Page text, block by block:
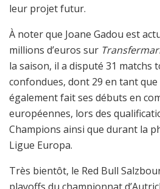
leur projet futur.
À noter que Joane Gadou est
millions d’euros sur
la saison, il a disputé 31 matchs
confondues, dont 29 en tant
également fait ses débuts en
européennes, lors des
Champions ainsi que durant la
Ligue Europa.
Très bientôt, le Red Bull